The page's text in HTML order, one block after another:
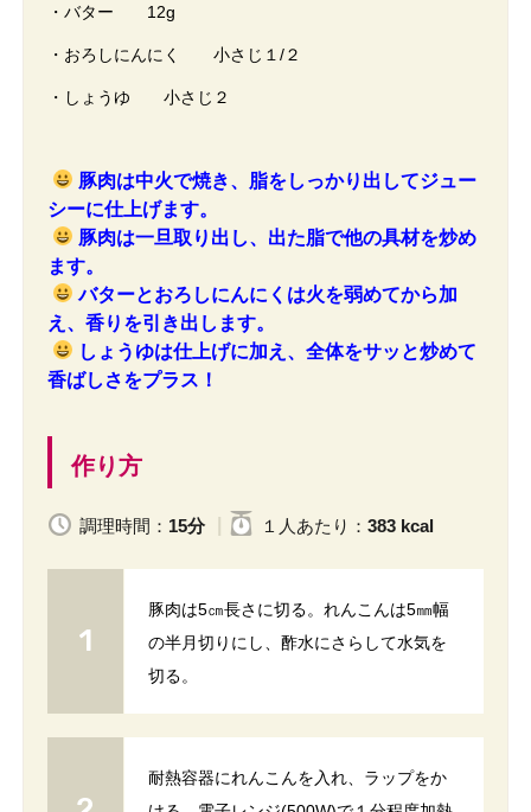
・バター 12g
・おろしにんにく 小さじ１/２
・しょうゆ 小さじ２
豚肉は中火で焼き、脂をしっかり出してジュー
シーに仕上げます。
豚肉は一旦取り出し、出た脂で他の具材を炒め
ます。
バターとおろしにんにくは火を弱めてから加
え、香りを引き出します。
しょうゆは仕上げに加え、全体をサッと炒めて
香ばしさをプラス！
作り方
調理時間： 15分 １人 あたり ： 383 kcal
豚肉は5㎝長さに切る。れんこんは5㎜幅
の半月切りにし、酢水にさらして水気を
切る。
耐熱容器にれんこんを入れ、ラップをか